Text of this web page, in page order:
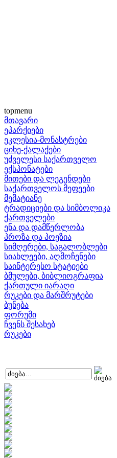
topmenu
მთავარი
ეპარქიები
ეკლესია-მონასტრები
ციხე-ქალაქები
უძველესი საქართველო
ექსპონატები
მითები და ლეგენდები
საქართველოს მეფეები
მემატიანე
ტრადიციები და სიმბოლიკა
ქართველები
ენა და დამწერლობა
პროზა და პოეზია
სიმღერები, საგალობლები
სიახლეები, აღმოჩენები
საინტერესო სტატიები
ბმულები, ბიბლიოგრაფია
ქართული იარაღი
რუკები და მარშრუტები
ბუნება
ფორუმი
ჩვენს შესახებ
რუკები